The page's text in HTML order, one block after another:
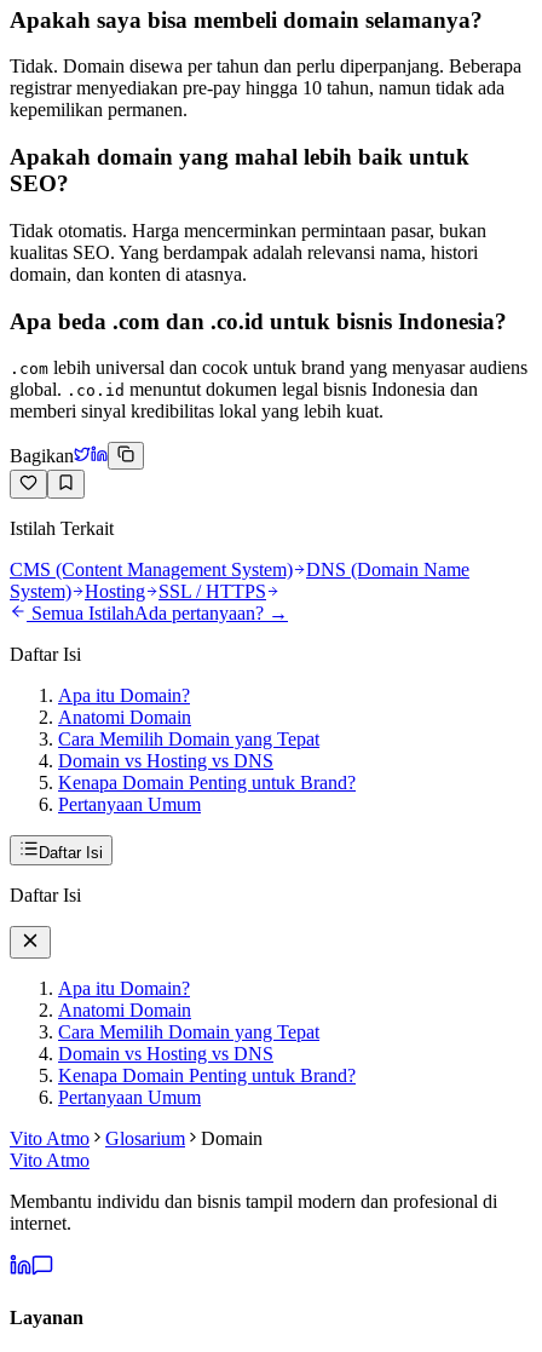
Apakah saya bisa membeli domain selamanya?
Tidak. Domain disewa per tahun dan perlu diperpanjang. Beberapa
registrar menyediakan pre-pay hingga 10 tahun, namun tidak ada
kepemilikan permanen.
Apakah domain yang mahal lebih baik untuk
SEO?
Tidak otomatis. Harga mencerminkan permintaan pasar, bukan
kualitas SEO. Yang berdampak adalah relevansi nama, histori
domain, dan konten di atasnya.
Apa beda .com dan .co.id untuk bisnis Indonesia?
.com lebih universal dan cocok untuk brand yang menyasar audiens
global. .co.id menuntut dokumen legal bisnis Indonesia dan
memberi sinyal kredibilitas lokal yang lebih kuat.
Bagikan
Istilah Terkait
CMS (Content Management System)
DNS (Domain Name
System)
Hosting
SSL / HTTPS
Semua IstilahAda pertanyaan? →
Daftar Isi
Apa itu Domain?
Anatomi Domain
Cara Memilih Domain yang Tepat
Domain vs Hosting vs DNS
Kenapa Domain Penting untuk Brand?
Pertanyaan Umum
Daftar Isi
Daftar Isi
Apa itu Domain?
Anatomi Domain
Cara Memilih Domain yang Tepat
Domain vs Hosting vs DNS
Kenapa Domain Penting untuk Brand?
Pertanyaan Umum
Vito Atmo
Glosarium
Domain
Vito Atmo
Membantu individu dan bisnis tampil modern dan profesional di
internet.
Layanan